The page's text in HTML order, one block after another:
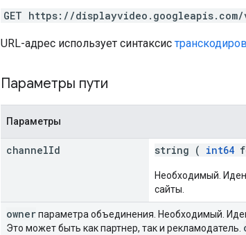
GET https://
URL-адрес использует синтаксис
Параметры пути
Параметры
channelId string ( int64
Необходимый.
сайты.
ownerпараметра объединения. Необходимый.
Это может быть как партнер, так и рекламодатель.